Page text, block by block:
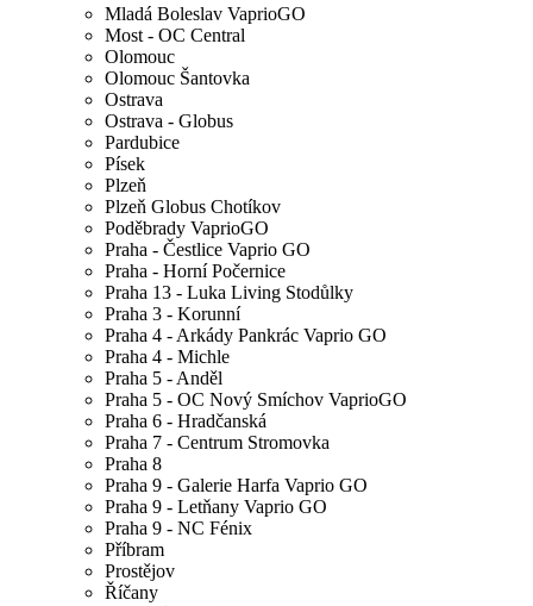
Mladá Boleslav VaprioGO
Most - OC Central
Olomouc
Olomouc Šantovka
Ostrava
Ostrava - Globus
Pardubice
Písek
Plzeň
Plzeň Globus Chotíkov
Poděbrady VaprioGO
Praha - Čestlice Vaprio GO
Praha - Horní Počernice
Praha 13 - Luka Living Stodůlky
Praha 3 - Korunní
Praha 4 - Arkády Pankrác Vaprio GO
Praha 4 - Michle
Praha 5 - Anděl
Praha 5 - OC Nový Smíchov VaprioGO
Praha 6 - Hradčanská
Praha 7 - Centrum Stromovka
Praha 8
Praha 9 - Galerie Harfa Vaprio GO
Praha 9 - Letňany Vaprio GO
Praha 9 - NC Fénix
Příbram
Prostějov
Říčany